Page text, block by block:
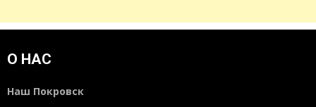
О НАС
Наш Покровск